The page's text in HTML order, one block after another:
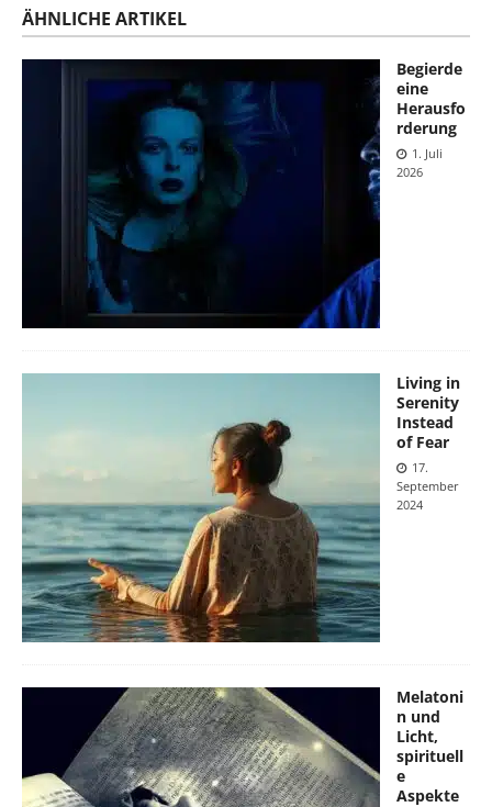
ÄHNLICHE ARTIKEL
Begierde
eine
Herausfo
rderung
1. Juli
2026
Living in
Serenity
Instead
of Fear
17.
September
2024
Melatoni
n und
Licht,
spirituell
e
Aspekte